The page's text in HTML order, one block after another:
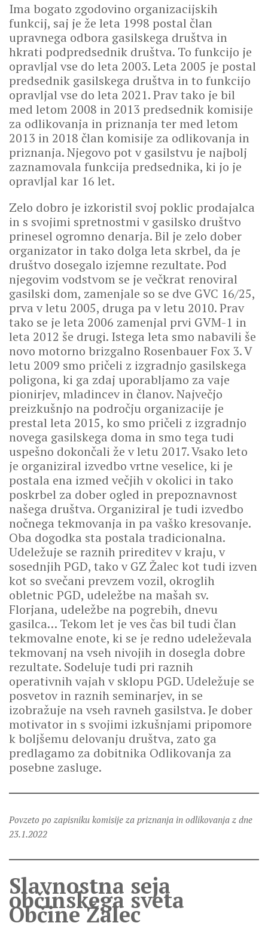
Ima bogato zgodovino organizacijskih
funkcij, saj je že leta 1998 postal član
upravnega odbora gasilskega društva in
hkrati podpredsednik društva. To funkcijo je
opravljal vse do leta 2003. Leta 2005 je postal
predsednik gasilskega društva in to funkcijo
opravljal vse do leta 2021. Prav tako je bil
med letom 2008 in 2013 predsednik komisije
za odlikovanja in priznanja ter med letom
2013 in 2018 član komisije za odlikovanja in
priznanja. Njegovo pot v gasilstvu je najbolj
zaznamovala funkcija predsednika, ki jo je
opravljal kar 16 let.
Zelo dobro je izkoristil svoj poklic prodajalca
in s svojimi spretnostmi v gasilsko društvo
prinesel ogromno denarja. Bil je zelo dober
organizator in tako dolga leta skrbel, da je
društvo dosegalo izjemne rezultate. Pod
njegovim vodstvom se je večkrat renoviral
gasilski dom, zamenjale so se dve GVC 16/25,
prva v letu 2005, druga pa v letu 2010. Prav
tako se je leta 2006 zamenjal prvi GVM-1 in
leta 2012 še drugi. Istega leta smo nabavili še
novo motorno brizgalno Rosenbauer Fox 3. V
letu 2009 smo pričeli z izgradnjo gasilskega
poligona, ki ga zdaj uporabljamo za vaje
pionirjev, mladincev in članov. Največjo
preizkušnjo na področju organizacije je
prestal leta 2015, ko smo pričeli z izgradnjo
novega gasilskega doma in smo tega tudi
uspešno dokončali že v letu 2017. Vsako leto
je organiziral izvedbo vrtne veselice, ki je
postala ena izmed večjih v okolici in tako
poskrbel za dober ogled in prepoznavnost
našega društva. Organiziral je tudi izvedbo
nočnega tekmovanja in pa vaško kresovanje.
Oba dogodka sta postala tradicionalna.
Udeležuje se raznih prireditev v kraju, v
sosednjih PGD, tako v GZ Žalec kot tudi izven
kot so svečani prevzem vozil, okroglih
obletnic PGD, udeležbe na mašah sv.
Florjana, udeležbe na pogrebih, dnevu
gasilca… Tekom let je ves čas bil tudi član
tekmovalne enote, ki se je redno udeleževala
tekmovanj na vseh nivojih in dosegla dobre
rezultate. Sodeluje tudi pri raznih
operativnih vajah v sklopu PGD. Udeležuje se
posvetov in raznih seminarjev, in se
izobražuje na vseh ravneh gasilstva. Je dober
motivator in s svojimi izkušnjami pripomore
k boljšemu delovanju društva, zato ga
predlagamo za dobitnika Odlikovanja za
posebne zasluge.
Povzeto po zapisniku komisije za priznanja in odlikovanja z dne
23.1.2022
Slavnostna seja
občinskega sveta
Občine Žalec